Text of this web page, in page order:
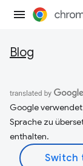
Blog
Google verwendet
Sprache zu
enthalten.